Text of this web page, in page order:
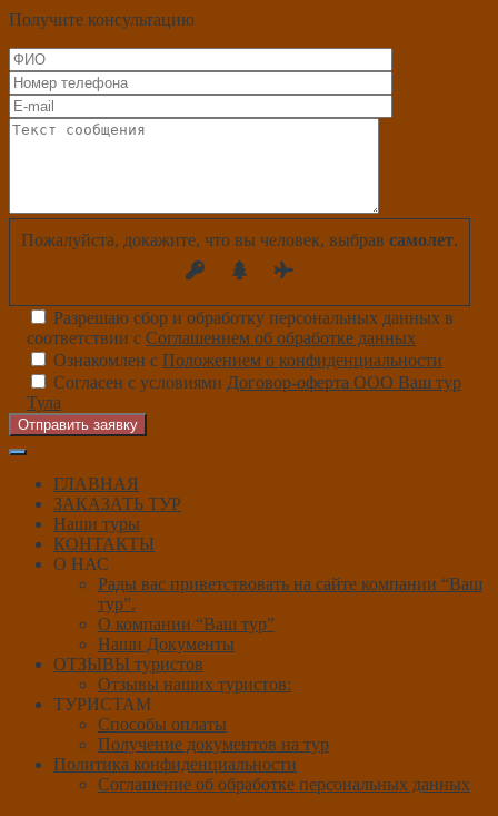
Получите консультацию
Пожалуйста, докажите, что вы человек, выбрав самолет.
Разрешаю сбор и обработку персональных данных в
соответствии с Соглашением об обработке данных
Ознакомлен с Положением о конфиденциальности
Согласен с условиями Договор-оферта ООО Ваш тур
Тула
Отправить заявку
ГЛАВНАЯ
ЗАКАЗАТЬ ТУР
Наши туры
КОНТАКТЫ
О НАС
Рады вас приветствовать на сайте компании “Ваш
тур”.
О компании “Ваш тур”
Наши Документы
ОТЗЫВЫ туристов
Отзывы наших туристов:
ТУРИСТАМ
Способы оплаты
Получение документов на тур
Политика конфиденциальности
Соглашение об обработке персональных данных